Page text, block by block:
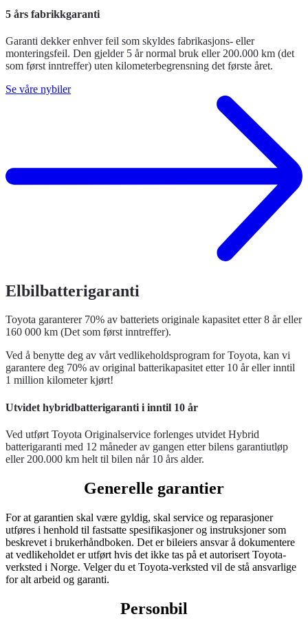
5 års fabrikkgaranti
Garanti dekker enhver feil som skyldes fabrikasjons- eller
monteringsfeil. Den gjelder 5 år normal bruk eller 200.000 km (det
som først inntreffer) uten kilometerbegrensning det første året.
Se våre nybiler
Elbilbatterigaranti
Toyota garanterer 70% av batteriets originale kapasitet etter 8 år eller
160 000 km (Det som først inntreffer).
Ved å benytte deg av vårt vedlikeholdsprogram for Toyota, kan vi
garantere deg 70% av original batterikapasitet etter 10 år eller inntil
1 million kilometer kjørt!
Utvidet hybridbatterigaranti i inntil 10 år
Ved utført Toyota Originalservice forlenges utvidet Hybrid
batterigaranti med 12 måneder av gangen etter bilens garantiutløp
eller 200.000 km helt til bilen når 10 års alder.
Generelle garantier
For at garantien skal være gyldig, skal service og reparasjoner
utføres i henhold til fastsatte spesifikasjoner og instruksjoner som
beskrevet i brukerhåndboken. Det er bileiers ansvar å dokumentere
at vedlikeholdet er utført hvis det ikke tas på et autorisert Toyota-
verksted i Norge. Velger du et Toyota-verksted vil de stå ansvarlige
for alt arbeid og garanti.
Personbil